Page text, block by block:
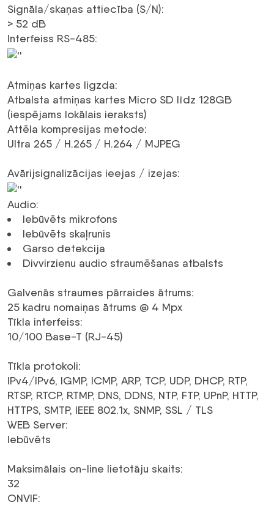
Signāla/skaņas attiecība (S/N):
> 52 dB
Interfeiss RS-485:
Atmiņas kartes ligzda:
Atbalsta atmiņas kartes Micro SD līdz 128GB
(iespējams lokālais ieraksts)
Attēla kompresijas metode:
Ultra 265 / H.265 / H.264 / MJPEG
Avārijsignalizācijas ieejas / izejas:
Audio:
Iebūvēts mikrofons
Iebūvēts skaļrunis
Garso detekcija
Divvirzienu audio straumēšanas atbalsts
Galvenās straumes pārraides ātrums:
25 kadru nomaiņas ātrums @ 4 Mpx
Tīkla interfeiss:
10/100 Base-T (RJ-45)
Tīkla protokoli:
IPv4/IPv6, IGMP, ICMP, ARP, TCP, UDP, DHCP, RTP,
RTSP, RTCP, RTMP, DNS, DDNS, NTP, FTP, UPnP, HTTP,
HTTPS, SMTP, IEEE 802.1x, SNMP, SSL / TLS
WEB Server:
Iebūvēts
Maksimālais on-line lietotāju skaits:
32
ONVIF: